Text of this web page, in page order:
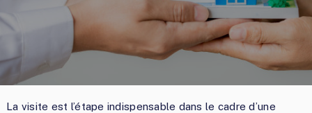
La visite est l’étape indispensable dans le cadre d’une